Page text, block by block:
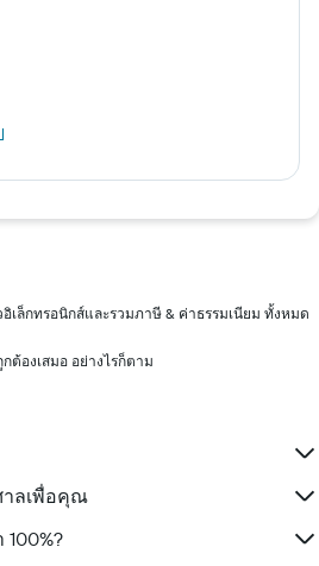
เล็กทรอนิกส์และรวมภาษี & ค่าธรรมเนียม ทั้งหมด
ต้องเสมอ อย่างไรก็ตาม
าลเพื่อคุณ